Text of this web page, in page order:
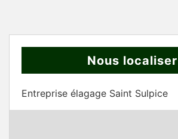
Nous localiser
Entreprise élagage Saint Sulpice